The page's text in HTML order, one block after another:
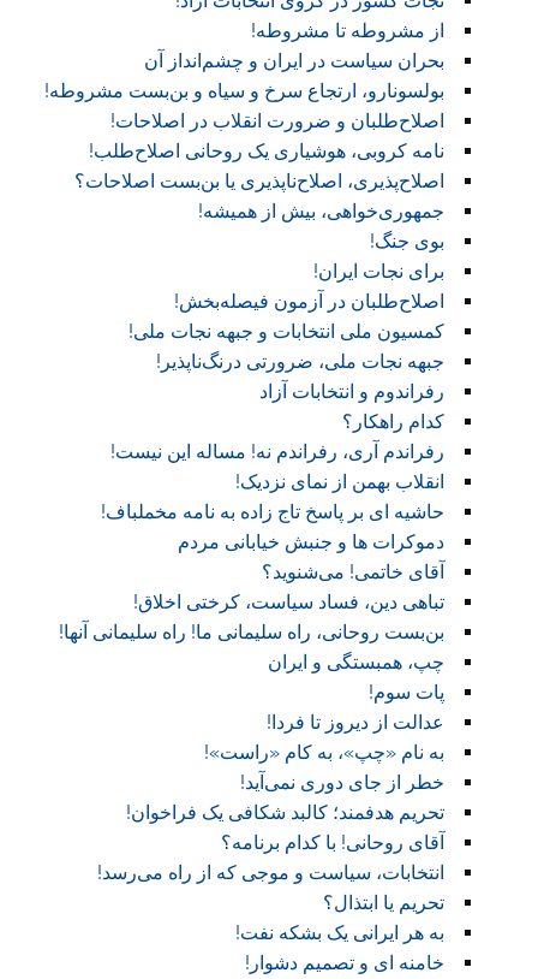
از مشروطه تا مشروطه!
بحران سیاست در ایران و چشم‌انداز آن
بولسونارو، ارتجاع سرخ و سیاه و بن‌بست مشروطه!
اصلاح‌طلبان و ضرورت انقلاب در اصلاحات!
نامه کروبی، هوشیاری یک روحانی اصلاح‌طلب!
اصلاح‌پذیری، اصلاح‌ناپذیری یا بن‌بست اصلاحات؟
جمهوری‌خواهی، بیش از همیشه!
بوی جنگ!
برای نجات ایران!
اصلاح‌طلبان در آزمون فیصله‌بخش!
کمسیون ملی انتخابات و جبهه نجات ملی!
جبهه نجات ملی، ضرورتی درنگ‌ناپذیر!
رفراندوم و انتخابات آزاد
کدام راهکار؟
رفراندم آری، رفراندم نه! مساله این نیست!
انقلاب بهمن از نمای نزدیک!
حاشیه ای بر پاسخ تاج زاده به نامه مخملباف!
دموکرات ها و جنبش خیابانی مردم
آقای خاتمی! می‌شنوید؟
تباهی دین، فساد سیاست، کرختی اخلاق!
بن‌بست روحانی، راه سلیمانی ما! راه سلیمانی آنها!
چپ، همبستگی و ایران
پات سوم!
عدالت از دیروز تا فردا!
به نام «چپ»، به کام «راست»!
خطر از جای دوری نمی‌آید!
تحریم هدفمند؛ کالبد شکافی یک فراخوان!
آقای روحانی! با کدام برنامه؟
انتخابات، سیاست و موجی که از راه می‌رسد!
تحریم یا ابتذال؟
به هر ایرانی یک بشکه نفت!
خامنه ای و تصمیم دشوار!